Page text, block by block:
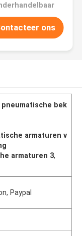
ons
pneumatische bek
armaturen v
armaturen 3,
Paypal